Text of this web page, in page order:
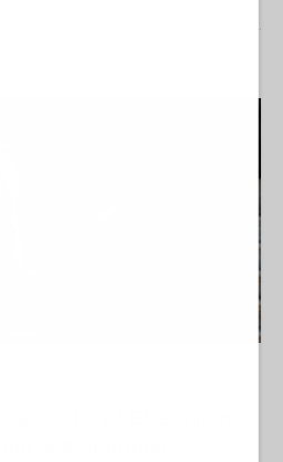
el Rey? El Gobierno
sea oportuno"